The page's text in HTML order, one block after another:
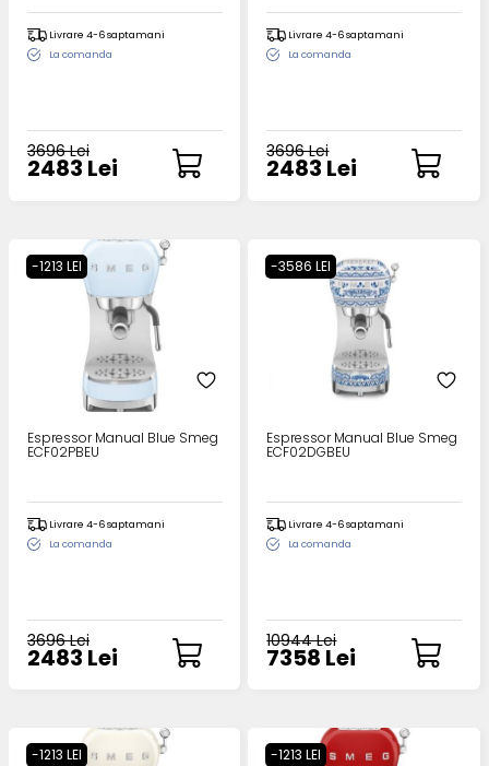
Livrare 4-6 saptamani
La comanda
3696 Lei
2483 Lei
Livrare 4-6 saptamani
La comanda
3696 Lei
2483 Lei
-1213 LEI
Espressor Manual Blue Smeg
ECF02PBEU
Livrare 4-6 saptamani
La comanda
3696 Lei
2483 Lei
-3586 LEI
Espressor Manual Blue Smeg
ECF02DGBEU
Livrare 4-6 saptamani
La comanda
10944 Lei
7358 Lei
-1213 LEI -1213 LEI